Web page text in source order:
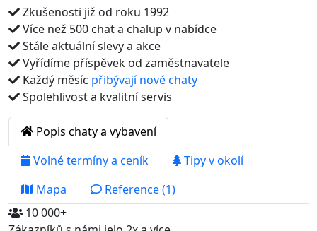
Zkušenosti již od roku 1992
Více než 500 chat a chalup v nabídce
Stále aktuální slevy a akce
Vyřídíme příspěvek od zaměstnavatele
Každý měsíc přibývají nové chaty
Spolehlivost a kvalitní servis
Popis chaty a vybavení
Volné termíny a ceník
Tipy v okolí
Mapa
Reference (1)
10 000+